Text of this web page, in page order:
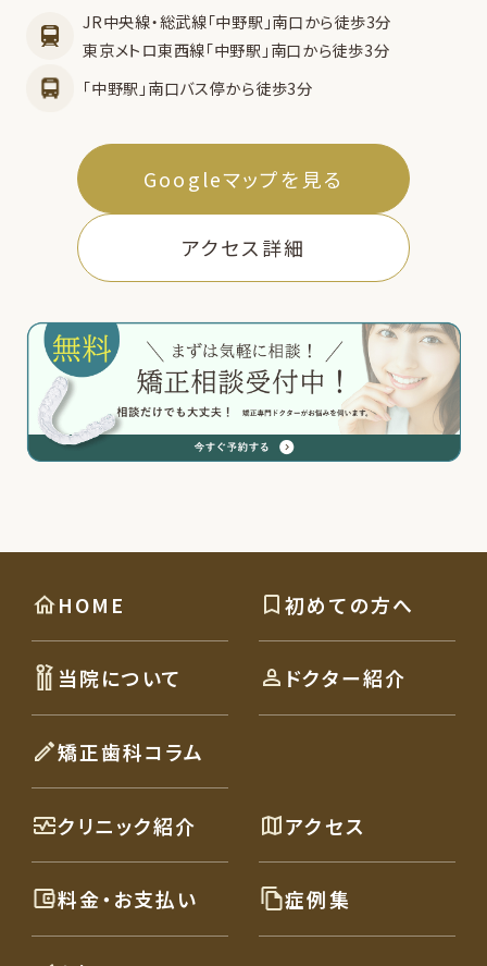
JR中央線・総武線「中野駅」南口から徒歩3分
東京メトロ東西線「中野駅」南口から徒歩3分
「中野駅」南口バス停から徒歩3分
Googleマップを見る
アクセス詳細
HOME 初めての方へ
当院について ドクター紹介
矯正歯科コラム
クリニック紹介 アクセス
料金・お支払い 症例集